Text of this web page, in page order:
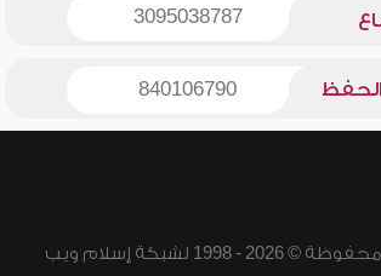
3095038787
840106790
لشبكة إسلام ويب